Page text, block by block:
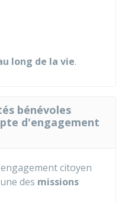
long de la vie.
bénévoles
d'engagement
citoyen
des missions